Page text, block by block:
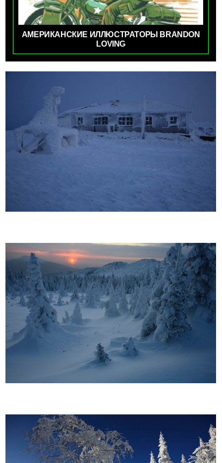
АМЕРИКАНСКИЕ ИЛЛЮСТРАТОРЫ BRANDON
LOVING